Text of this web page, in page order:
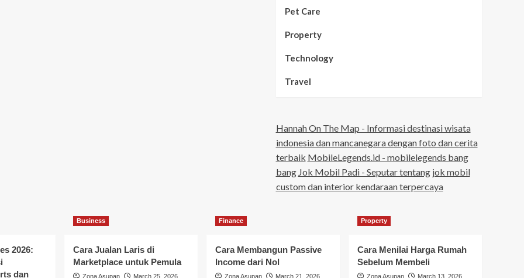
Pet Care
Property
Technology
Travel
Hannah On The Map - Informasi destinasi wisata
indonesia dan mancanegara dengan foto dan cerita
terbaik MobileLegends.id - mobilelegends bang
bang Jok Mobil Padi - Seputar tentang jok mobil
custom dan interior kendaraan terpercaya
2026:
dan
Business
Cara Jualan Laris di
Marketplace untuk Pemula
Zona Asupan March 25, 2026
Finance
Cara Membangun Passive
Income dari Nol
Zona Asupan March 21, 2026
Property
Cara Menilai Harga Rumah
Sebelum Membeli
Zona Asupan March 13, 2026